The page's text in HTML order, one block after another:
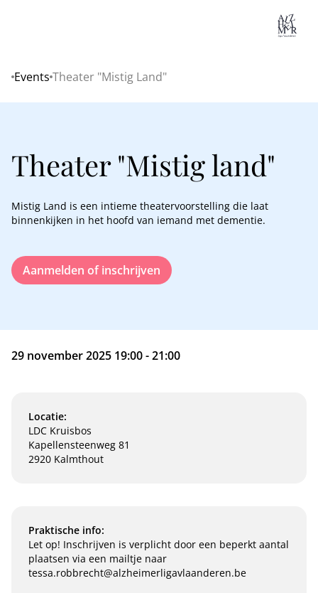
Home
Events Theater "Mistig Land"
Theater "Mistig land"
Mistig Land is een intieme theatervoorstelling die laat
binnenkijken in het hoofd van iemand met dementie.
Aanmelden of inschrijven
29 november 2025 19:00 - 21:00
Locatie:
LDC Kruisbos
Kapellensteenweg 81
2920 Kalmthout
Praktische info:
Let op! Inschrijven is verplicht door een beperkt aantal
plaatsen via een mailtje naar
tessa.robbrecht@alzheimerligavlaanderen.be